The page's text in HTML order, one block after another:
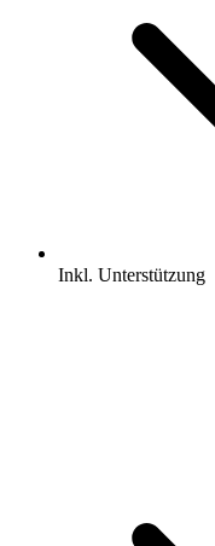
Inkl. Unterstützung